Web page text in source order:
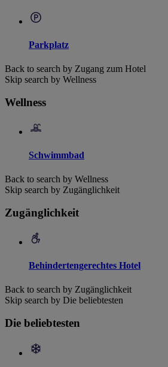
Parkplatz
Back to search by Zugang zum Hotel
Skip search by Wellness
Wellness
Schwimmbad
Back to search by Wellness
Skip search by Zugänglichkeit
Zugänglichkeit
Behindertengerechtes Hotel
Back to search by Zugänglichkeit
Skip search by Die beliebtesten
Die beliebtesten